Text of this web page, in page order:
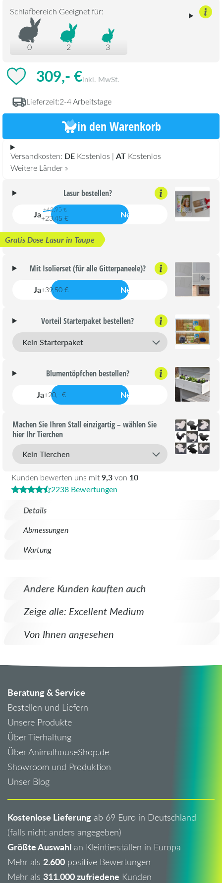
Details
Abmessungen
Wartung
Schlafbereich Geeignet für:
0 2 3
309,- €inkl. MwSt.
Lieferzeit:2-4 Arbeitstage
in den Warenkorb
Versandkosten: DE Kostenlos | AT Kostenlos
Weitere Länder »
Kunden bewerten uns mit9,3von 10
2238 Bewertungen
Lasur bestellen?
Ja +42,95 €
+23,45 € Nein
Gratis Dose Lasur in Taupe
Mit Isolierset (für alle Gitterpaneele)?
Ja+39,50 € Nein
Vorteil Starterpaket bestellen?
Blumentöpfchen bestellen?
Ja+20,- € Nein
Machen Sie Ihren Stall einzigartig – wählen Sie
hier Ihr Tierchen
Andere Kunden kauften auch
Zeige alle: Excellent Medium
Von Ihnen angesehen
Beratung & Service
Bestellen und Liefern
Unsere Produkte
Über Tierhaltung
Über AnimalhouseShop.de
Showroom und Produktion
Unser Blog
Kostenlose Lieferung ab 69 Euro in Deutschland
(falls nicht anders angegeben)
Größte Auswahl an Kleintierställen in Europa
Mehr als 2.600 positive Bewertungen
Mehr als 311.000 zufriedene Kunden